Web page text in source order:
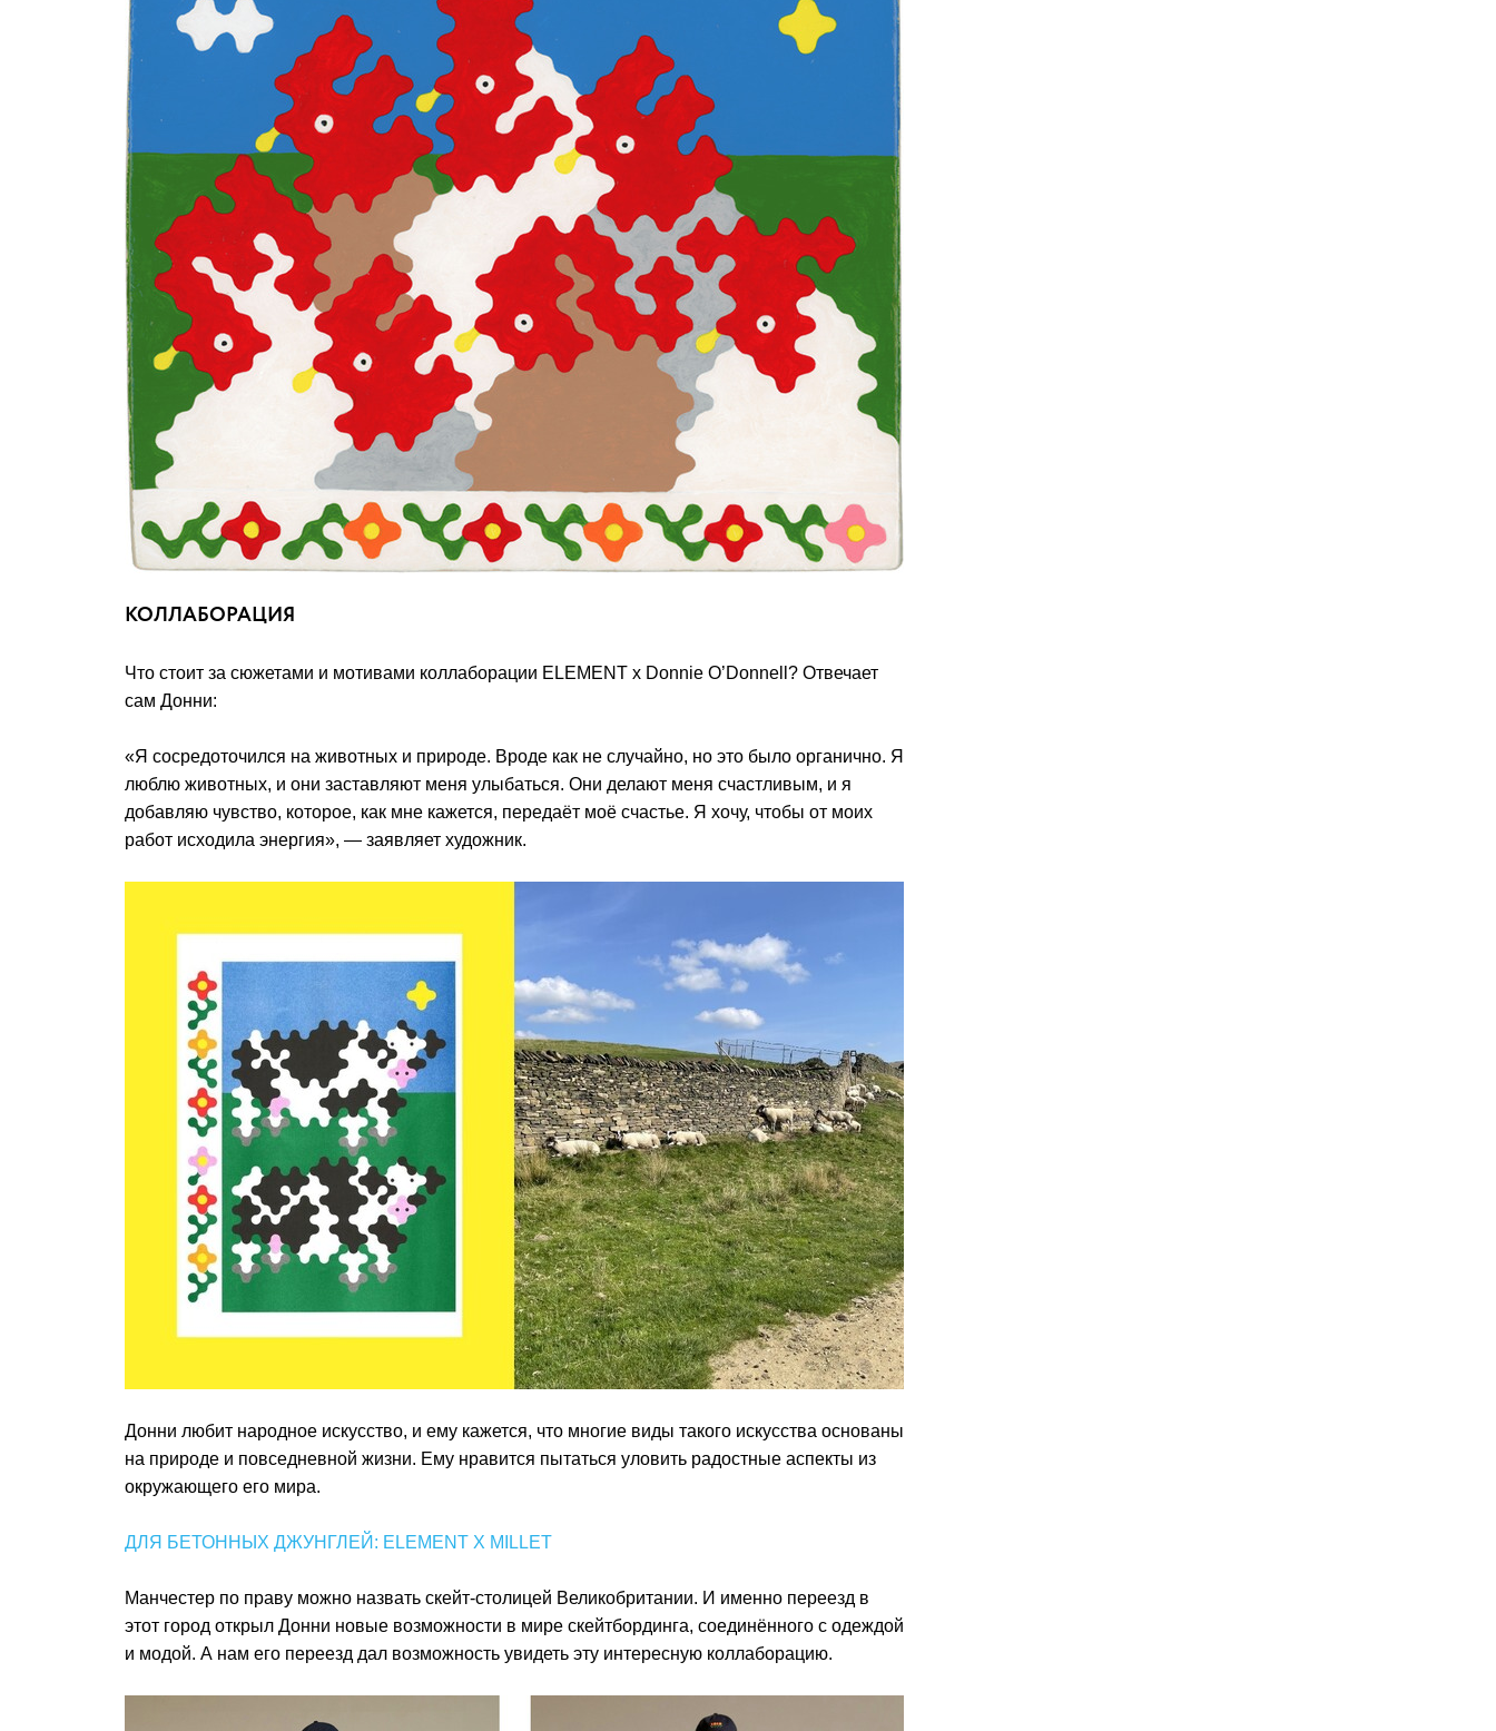
КОЛЛАБОРАЦИЯ
Что стоит за сюжетами и мотивами коллаборации ELEMENT x Donnie O’Donnell? Отвечает
сам Донни:
«Я сосредоточился на животных и природе. Вроде как не случайно, но это было органично. Я
люблю животных, и они заставляют меня улыбаться. Они делают меня счастливым, и я
добавляю чувство, которое, как мне кажется, передаёт моё счастье. Я хочу, чтобы от моих
работ исходила энергия», — заявляет художник.
Донни любит народное искусство, и ему кажется, что многие виды такого искусства основаны
на природе и повседневной жизни. Ему нравится пытаться уловить радостные аспекты из
окружающего его мира.
ДЛЯ БЕТОННЫХ ДЖУНГЛЕЙ: ELEMENT X MILLET
Манчестер по праву можно назвать скейт-столицей Великобритании. И именно переезд в
этот город открыл Донни новые возможности в мире скейтбординга, соединённого с одеждой
и модой. А нам его переезд дал возможность увидеть эту интересную коллаборацию.